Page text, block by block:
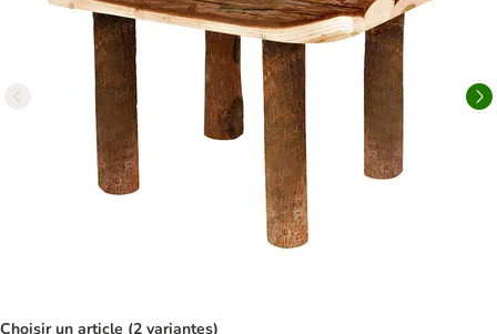
Choisir un article (2 variantes)